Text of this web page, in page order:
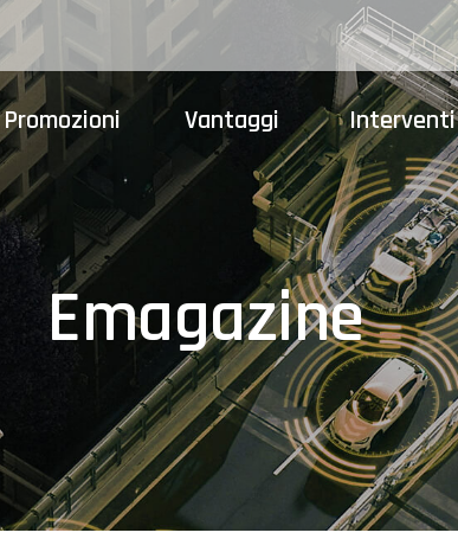
Promozioni Vantaggi Interventi
Emagazine